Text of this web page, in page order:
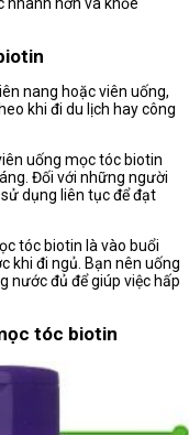
nhanh hơn và khỏe
nang hoặc viên uống,
khi đi du lịch hay công
uống mọc tóc biotin
Đối với những người
dụng liên tục để đạt
tóc biotin là vào buổi
khi đi ngủ. Bạn nên uống
nước đủ để giúp việc hấp
tóc biotin